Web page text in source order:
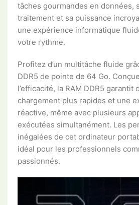
tâches gourmandes en données,
traitement et sa puissance
une expérience informatique
votre rythme.
Profitez d’un multitâche fluide
DDR5 de pointe de 64 Go.
l’efficacité, la RAM DDR5 garantit
chargement plus rapides et une
réactive, même avec plusieurs
exécutées simultanément. Les
inégalées de cet ordinateur
idéal pour les professionnels
passionnés.